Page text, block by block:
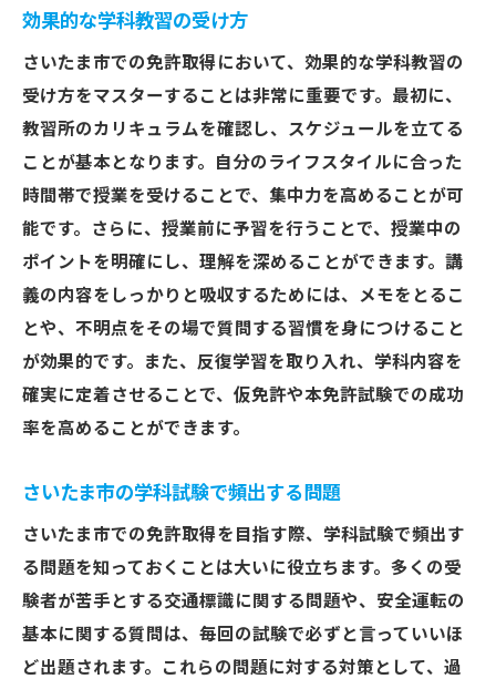
効果的な学科教習の受け方
さいたま市での免許取得において、効果的な学科教習の
受け方をマスターすることは非常に重要です。最初に、
教習所のカリキュラムを確認し、スケジュールを立てる
ことが基本となります。自分のライフスタイルに合った
時間帯で授業を受けることで、集中力を高めることが可
能です。さらに、授業前に予習を行うことで、授業中の
ポイントを明確にし、理解を深めることができます。講
義の内容をしっかりと吸収するためには、メモをとるこ
とや、不明点をその場で質問する習慣を身につけること
が効果的です。また、反復学習を取り入れ、学科内容を
確実に定着させることで、仮免許や本免許試験での成功
率を高めることができます。
さいたま市の学科試験で頻出する問題
さいたま市での免許取得を目指す際、学科試験で頻出す
る問題を知っておくことは大いに役立ちます。多くの受
験者が苦手とする交通標識に関する問題や、安全運転の
基本に関する質問は、毎回の試験で必ずと言っていいほ
ど出題されます。これらの問題に対する対策として、過